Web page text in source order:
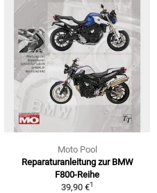
Moto Pool
Reparaturanleitung zur BMW
F800-Reihe
39,90 €1